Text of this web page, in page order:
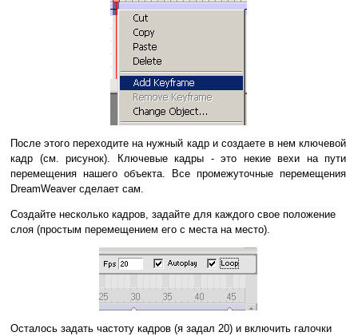
После этого переходите на нужный кадр и создаете в нем ключевой
кадр (см. рисунок). Ключевые кадры - это некие вехи на пути
перемещения нашего объекта. Все промежуточные перемещения
DreamWeaver сделает сам.
Создайте несколько кадров, задайте для каждого свое положение
слоя (простым перемещением его с места на место).
Осталось задать частоту кадров (я задал 20) и включить галочки